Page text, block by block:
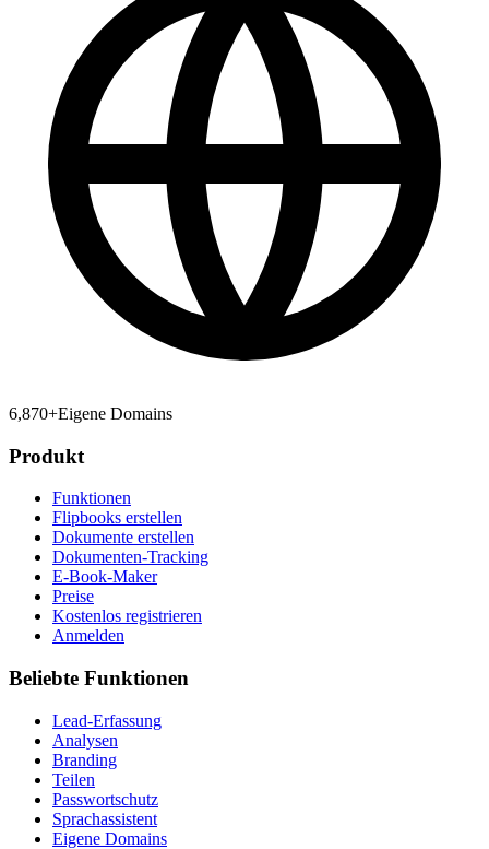
6,870+Eigene Domains
Produkt
Funktionen
Flipbooks erstellen
Dokumente erstellen
Dokumenten-Tracking
E-Book-Maker
Preise
Kostenlos registrieren
Anmelden
Beliebte Funktionen
Lead-Erfassung
Analysen
Branding
Teilen
Passwortschutz
Sprachassistent
Eigene Domains